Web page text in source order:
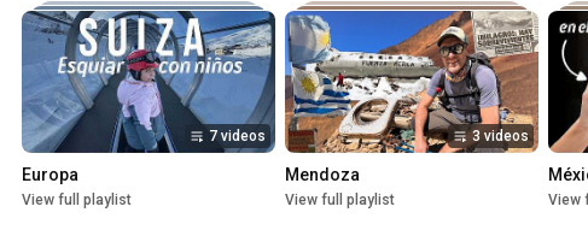
7 videos
Europa
View full playlist
3 videos
Mendoza
View full playlist View